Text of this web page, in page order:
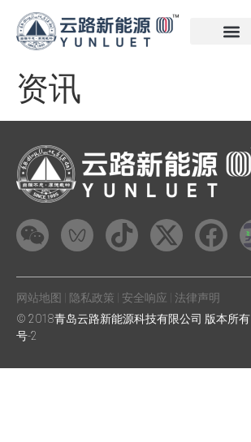
资讯
网站地图 | 隐私政策 | 安全响应 | 法律声明
© 2018青岛云路新能源科技有限公司 版本所有
号-2